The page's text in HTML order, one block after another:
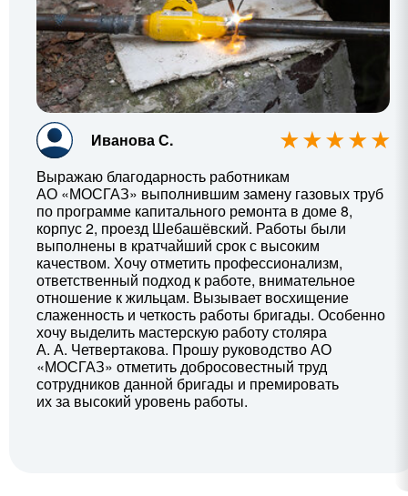
Иванова С.
Выражаю благодарность работникам
АО «МОСГАЗ» выполнившим замену газовых труб
по программе капитального ремонта в доме 8,
корпус 2, проезд Шебашёвский. Работы были
выполнены в кратчайший срок с высоким
качеством. Хочу отметить профессионализм,
ответственный подход к работе, внимательное
отношение к жильцам. Вызывает восхищение
слаженность и четкость работы бригады. Особенно
хочу выделить мастерскую работу столяра
А. А. Четвертакова. Прошу руководство АО
«МОСГАЗ» отметить добросовестный труд
сотрудников данной бригады и премировать
их за высокий уровень работы.